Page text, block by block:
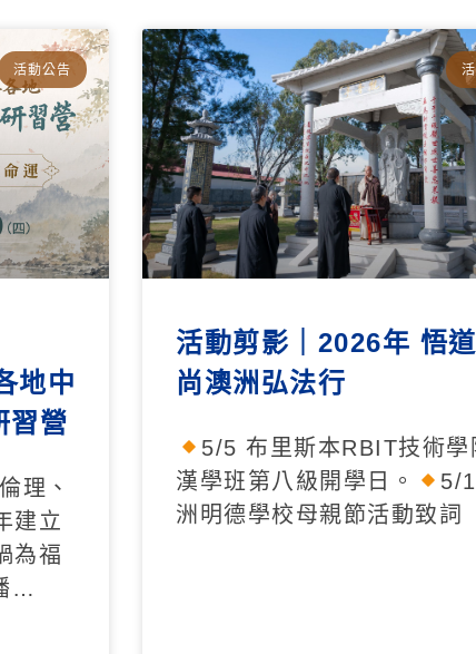
活動公告
地中
習營
理、
建立
為福
…
活動剪影｜2026年 悟
尚澳洲弘法行
5/5 布里斯本RBIT技術學
漢學班第八級開學日。
5/
洲明德學校母親節活動致詞